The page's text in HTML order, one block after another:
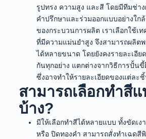
รูปทรง ความสูง และสี โดยมีทีมช่า
คำปรึกษาและร่วมออกแบบอย่างใ
ของกระบวนการผลิต เราเลือกใช้เ
ที่มีความแม่นยำสูง จึงสามารถผลิต
ได้หลายขนาด โดยยังคงรายละเอี
กันทุกอย่าง แตกต่างจากวิธีการปั้น
ซึ่งอาจทำให้รายละเอียดของแต่ละ
สามารถเลือกทำสี
บ้าง?
มีให้เลือกทำสีได้หลายแบบ ทั้งขัดเง
หรือ ปิดทองคำ สามารถสั่งทำเฉดสี